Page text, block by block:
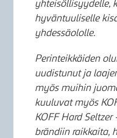
yhteisöllisyydelle,
hyväntuuliselle
yhdessäololle.
Perinteikkäiden
uudistunut ja
myös muihin
kuuluvat myös
KOFF Hard
brändiin raikkaita,